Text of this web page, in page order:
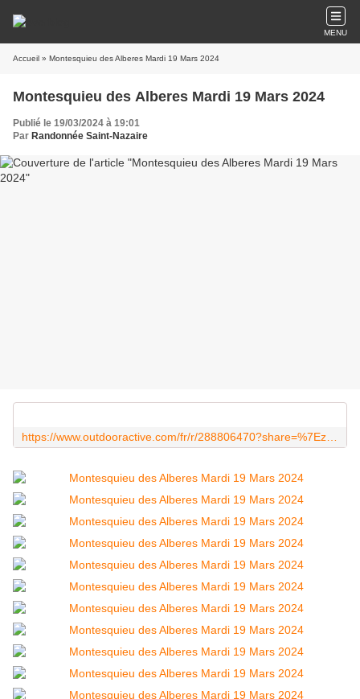
MENU
Accueil » Montesquieu des Alberes Mardi 19 Mars 2024
Montesquieu des Alberes Mardi 19 Mars 2024
Publié le 19/03/2024 à 19:01
Par Randonnée Saint-Nazaire